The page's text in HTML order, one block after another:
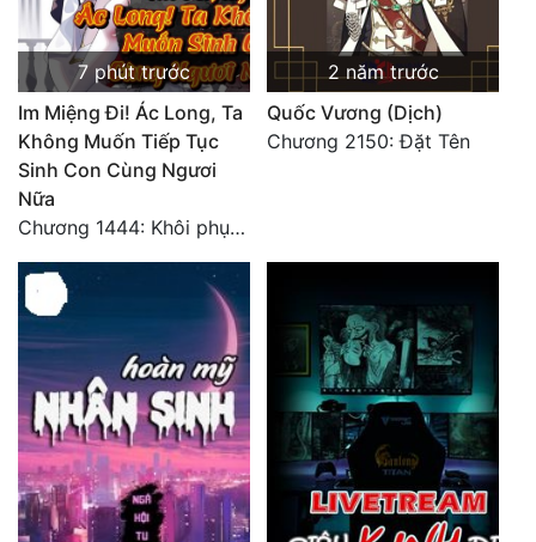
7 phút trước
Im Miệng Đi! Ác Long, Ta
Không Muốn Tiếp Tục
Sinh Con Cùng Ngươi
Nữa
Chương 1444: Khôi phục quỹ đạo
2 năm trước
Quốc Vương (Dịch)
Chương 2150: Đặt Tên